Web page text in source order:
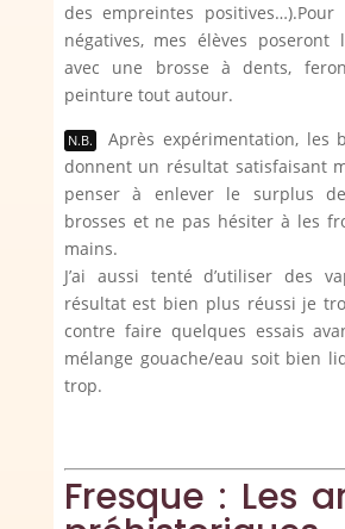
des empreintes positives…).Pour
négatives, mes élèves poseront
avec une brosse à dents,
peinture tout autour.
N.B.
Après expérimentation, les
donnent un résultat satisfaisant
penser à enlever le surplus
brosses et ne pas hésiter à les
mains.
J’ai aussi tenté d’utiliser des
résultat est bien plus réussi je
contre faire quelques essais
mélange gouache/eau soit bien
trop.
Fresque : Les